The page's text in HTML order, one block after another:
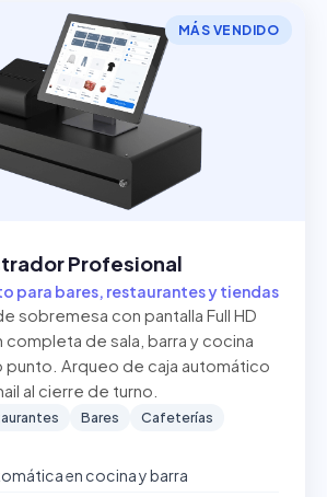
MÁS VENDIDO
Profesional
para bares, restaurantes y tiendas
sobremesa con pantalla Full HD
completa de sala, barra y cocina
punto. Arqueo de caja automático
al cierre de turno.
Bares
Cafeterías
en cocina y barra